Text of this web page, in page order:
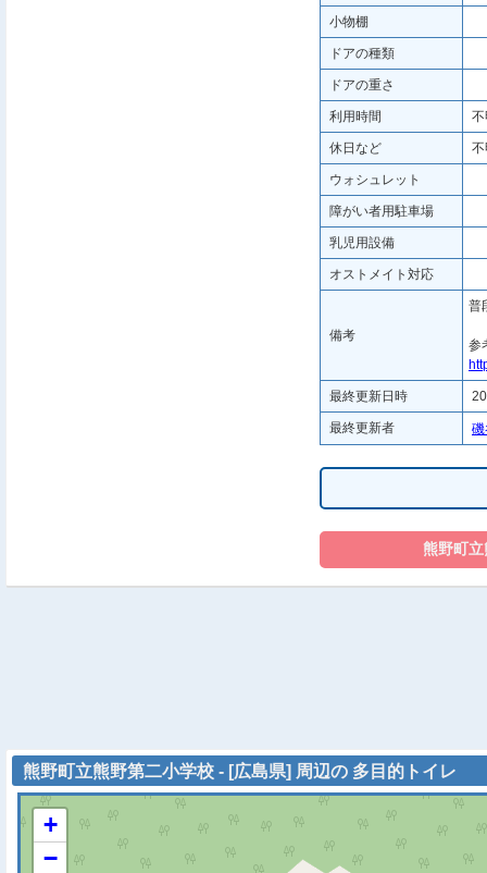
小物棚
ドアの種類
ドアの重さ
利用時間 不
休日など
ウォシュレット
障がい者用駐車場
乳児用設備
オストメイト対応
備考
普
参
最終更新日時
最終更新者
熊野町立熊野第二小学校 - [広島県] 周辺の 多目的トイレ
+
−